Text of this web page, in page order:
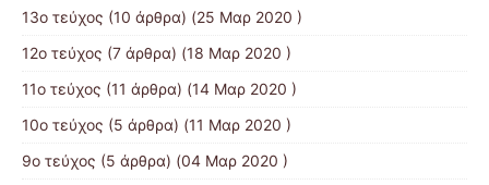
13ο τεύχος (10 άρθρα) (25 Μαρ 2020 )
12ο τεύχος (7 άρθρα) (18 Μαρ 2020 )
11ο τεύχος (11 άρθρα) (14 Μαρ 2020 )
10ο τεύχος (5 άρθρα) (11 Μαρ 2020 )
9ο τεύχος (5 άρθρα) (04 Μαρ 2020 )